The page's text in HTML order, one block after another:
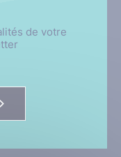
de votre